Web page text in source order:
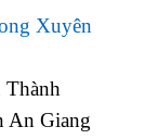
Xuyên
Thành
An Giang